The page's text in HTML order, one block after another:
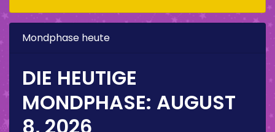
Mondphase heute
DIE HEUTIGE
MONDPHASE: AUGUST